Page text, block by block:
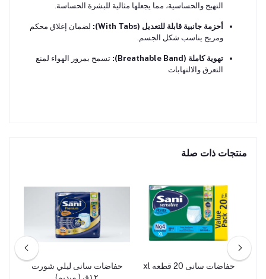
التهيج والحساسية، مما يجعلها مثالية للبشرة الحساسة.
أحزمة جانبية قابلة للتعديل (With Tabs):
لضمان إغلاق محكم
ومريح يناسب شكل الجسم.
تهوية كاملة (Breathable Band):
تسمح بمرور الهواء لمنع
التعرق والالتهابات
منتجات ذات صلة
حفاضات سانى 20 قطعه xl
حفاضات سانى ليلي شورت